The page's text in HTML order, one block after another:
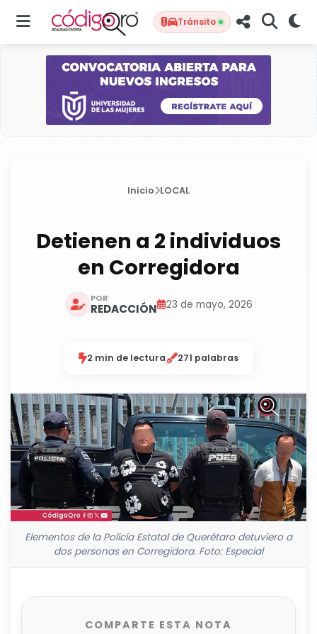
Tránsito
Inicio LOCAL
Detienen a 2 individuos
en Corregidora
POR
REDACCIÓN 23 de mayo, 2026
2 min de lectura 271 palabras
Elementos de la Policía Estatal de Querétaro detuviero a
dos personas en Corregidora. Foto: Especial
COMPARTE ESTA NOTA